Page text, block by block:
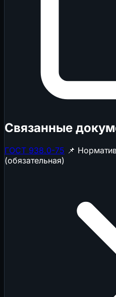
Связанные
ГОСТ 938.0-75 📌
(обязательная)